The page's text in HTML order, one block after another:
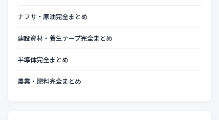
ナフサ・原油完全まとめ
建設資材・養生テープ完全まとめ
半導体完全まとめ
農業・肥料完全まとめ